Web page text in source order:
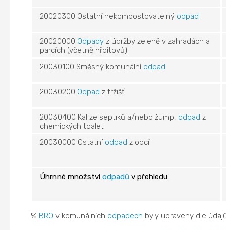
20020300 Ostatní nekompostovatelný odpad
20020000 Odpadyz údržby zeleně v zahradách a
parcích (včetně hřbitovů)
20030100 Směsný komunální odpad
20030200 Odpad z tržišť
20030400 Kal ze septiků a/nebo žump, odpad z
chemických toalet
20030000 Ostatní odpad z obcí
Úhrnné množstvíodpadů v přehledu:
% BRO v komunálních odpadech byly upraveny dle